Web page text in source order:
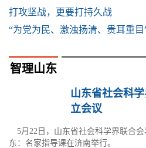
打攻坚战，更要打持久战
“为党为民、激浊扬清、贵耳重目
智理山东
山东省社会科
立会议
5月22日，山东省社会科学界联合
东：名家指导课在济南举行。